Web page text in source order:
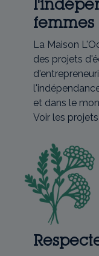
femmes
La Maison
des projets
et dans le
Voir les projets